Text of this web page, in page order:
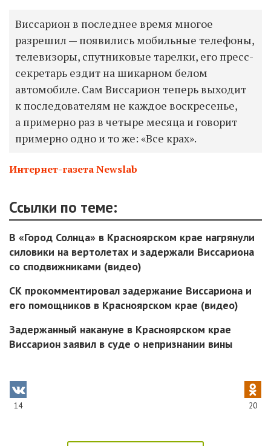
Виссарион в последнее время многое
разрешил — появились мобильные телефоны,
телевизоры, спутниковые тарелки, его пресс-
секретарь ездит на шикарном белом
автомобиле. Сам Виссарион теперь выходит
к последователям не каждое воскресенье,
а примерно раз в четыре месяца и говорит
примерно одно и то же: «Все крах».
Интернет-газета Newslab
Ссылки по теме:
В «Город Солнца» в Красноярском крае нагрянули
силовики на вертолетах и задержали Виссариона
со сподвижниками (видео)
СК прокомментировал задержание Виссариона и
его помощников в Красноярском крае (видео)
Задержанный накануне в Красноярском крае
Виссарион заявил в суде о непризнании вины
14 20